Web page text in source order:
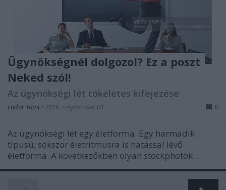
Ügynökségnél dolgozol? Ez a poszt
Neked szól!
Az ügynökségi lét tökéletes kifejezése
Fodor Tomi • 2016. szeptember 01. 0
Az ügynökségi lét egy életforma. Egy harmadik
típusú, sokszor életritmusra is hatással lévő
életforma. A következőkben olyan stockphotok ...